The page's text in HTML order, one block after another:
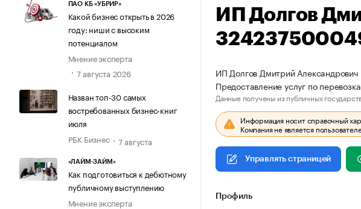
ПАО КБ «УБРИР»
Какой бизнес открыть в 2026
году: ниши с высоким
потенциалом
Мнение эксперта
7 августа 2026
Назван топ-30 самых
востребованных бизнес-книг
июля
РБК Бизнес
7 августа
«ЛАЙМ-ЗАЙМ»
Как подготовиться к дебютному
публичному выступлению
Мнение эксперта
ИП Долгов
ИП Долгов Дмитрий
Предоставление услуг по
Данные получены из публичных
Информация носит справочный
Компания не является
Управлять страницей
Профиль